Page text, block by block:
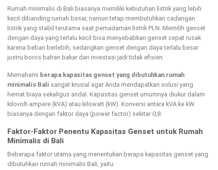
Rumah minimalis di Bali biasanya memiliki kebutuhan listrik yang lebih
kecil dibanding rumah besar, namun tetap membutuhkan cadangan
listrik yang stabil terutama saat pemadaman listrik PLN. Memilih genset
dengan daya yang terlalu kecil bisa menyebabkan genset cepat rusak
karena beban berlebih, sedangkan genset dengan daya terlalu besar
justru boros bahan bakar dan investasi jadi tidak efisien.
Memahami berapa kapasitas genset yang dibutuhkan rumah
minimalis Bali sangat krusial agar Anda mendapatkan solusi yang
hemat biaya sekaligus andal. Kapasitas genset umumnya diukur dalam
kilovolt-ampere (kVA) atau kilowatt (kW). Konversi antara kVA ke kW
biasanya dengan faktor daya (power factor) sekitar 0,8.
Faktor-Faktor Penentu Kapasitas Genset untuk Rumah
Minimalis di Bali
Beberapa faktor utama yang menentukan berapa kapasitas genset yang
dibutuhkan rumah minimalis Bali, yaitu: